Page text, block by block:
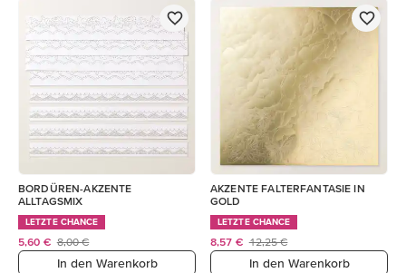
BORDÜREN-AKZENTE
ALLTAGSMIX
LETZTE CHANCE
5,60 € 8,00 €
In den Warenkorb
AKZENTE FALTERFANTASIE IN
GOLD
LETZTE CHANCE
8,57 € 12,25 €
In den Warenkorb